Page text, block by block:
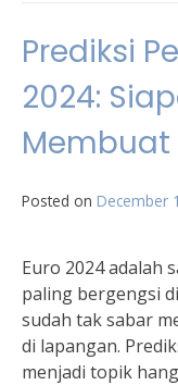
Prediksi
2024:
Membuat
Posted on December
Euro 2024 adalah
paling bergengsi
sudah tak sabar
di lapangan.
menjadi topik